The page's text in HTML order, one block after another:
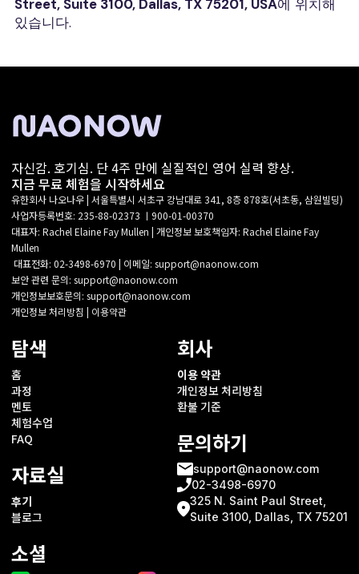
Street, Suite 3100, Dallas, TX 75201, USA에 위치해
있습니다.
자신감. 호기심. 단 4주 만에 실질적인 영어 실력 향상.
지금 무료 체험을 시작하세요
유한회사 나오나우 | 서울특별시 서초구 강남대로 341, 8층 878호(서초동, 삼원빌딩)
사업자등록번호: 235-88-02373 ㅣ900-01-00370
대표자: Rachel Elaine Fay Mullen | 개인정보 보호책임자: Rachel Elaine Fay
Mullen
대표전화: 02-3498-6970 | 이메일: support@naonow.com
보안 관련 문의: support@naonow.com
개인정보보호문의: support@naonow.com‍‍
개인정보 처리방침 | 이용약관‍
탐색
홈
과정
멘토
체험수업
FAQ
자료실
후기
블로그
회사
이용 약관
개인정보 처리방침
환불 기준
문의하기
support@naonow.com
02-3498-6970
325 N. Saint Paul Street,
Suite 3100, Dallas, TX 75201
소셜